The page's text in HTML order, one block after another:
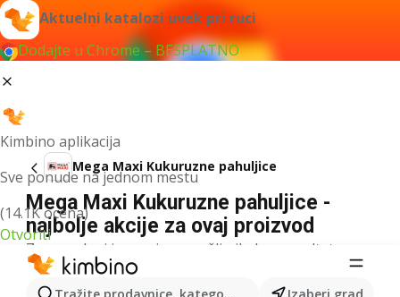
Aktuelni katalozi uvek pri ruci
Dodajte u Chrome – BESPLATNO
Kimbino aplikacija
Sve ponude na jednom mestu
(14.1K ocena)
Otvoriti
Tražite prodavnice, kategorije, proizvode...Izaberi grad
Mega Maxi Kukuruzne pahuljice
Mega Maxi Kukuruzne pahuljice -
najbolje akcije za ovaj proizvod
Za navedeni izraz nismo našli nikakav rezultat.
Drugi proizvodi u prodavnicama Mega